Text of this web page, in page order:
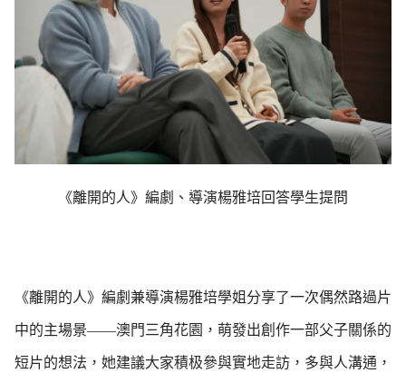
《離開的人》編劇、導演楊雅培回答學生提問
《離開的人》編劇兼導演楊雅培學姐分享了一次偶然路過片
中的主場景——澳門三角花園，萌發出創作一部父子關係的
短片的想法，她建議大家積极參與實地走訪，多與人溝通，